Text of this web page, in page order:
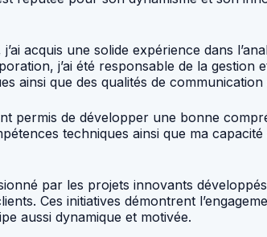
acquis une solide expérience dans
j’ai été responsable de la gestion
ainsi que des qualités de
permis de développer une bonne
techniques ainsi que ma
par les projets innovants
Ces initiatives démontrent
aussi dynamique et motivée.